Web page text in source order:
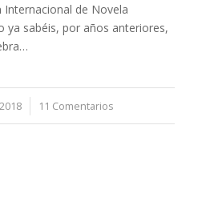
de Novela
ya sabéis, por años anteriores,
11 Comentarios